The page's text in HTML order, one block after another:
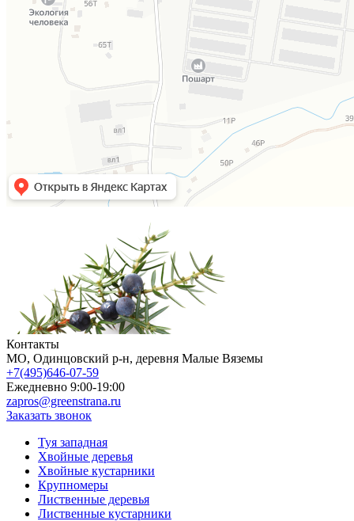
Контакты
МO, Одинцовский р-н, деревня Малые Вяземы
+7(495)646-07-59
Ежедневно 9:00-19:00
zapros@greenstrana.ru
Заказать звонок
Туя западная
Хвойные деревья
Хвойные кустарники
Крупномеры
Лиственные деревья
Лиственные кустарники